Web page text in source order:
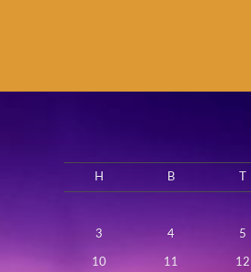
H B
3 4 5
10 11 12